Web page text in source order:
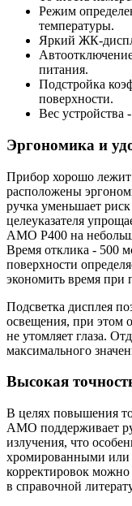
Режим
температуры.
Яркий ЖК-
питания.
Подстройка
поверхности.
Вес устройства -
Эргономика и
Прибор хорошо лежит
расположены
ручка уменьшает
целеуказателя
AMO P400 на
Время отклика - 500
поверхности
экономить время при
Подсветка дисплея
освещения, при этом
не утомляет глаза.
максимального
Высокая
В целях повышения
АМО поддерживает
излучения, что
хромированными или
корректировок
в справочной